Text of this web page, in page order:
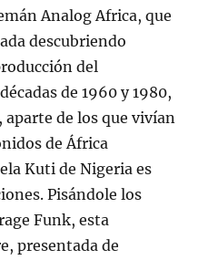
Analog Africa, que
descubriendo
del
de 1960 y 1980,
aparte de los que vivían
de África
Kuti de Nigeria es
Pisándole los
Funk, esta
presentada de